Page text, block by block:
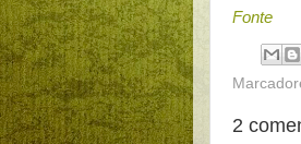
Fonte
2